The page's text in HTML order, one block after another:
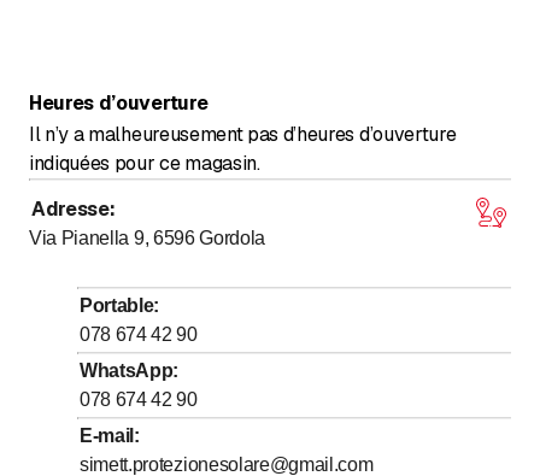
Heures d’ouverture
Il n’y a malheureusement pas d’heures d’ouverture
indiquées pour ce magasin.
Adresse:
Via Pianella 9, 6596 Gordola
Portable:
078 674 42 90
WhatsApp:
078 674 42 90
E-mail :
simett.protezionesolare@gmail.com